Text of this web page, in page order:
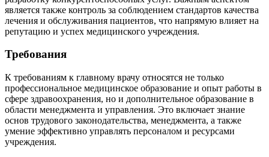
является также контроль за соблюдением стандартов качества
лечения и обслуживания пациентов, что напрямую влияет на
репутацию и успех медицинского учреждения.
Требования
К требованиям к главному врачу относятся не только
профессиональное медицинское образование и опыт работы в
сфере здравоохранения, но и дополнительное образование в
области менеджмента и управления. Это включает знание
основ трудового законодательства, менеджмента, а также
умение эффективно управлять персоналом и ресурсами
учреждения.